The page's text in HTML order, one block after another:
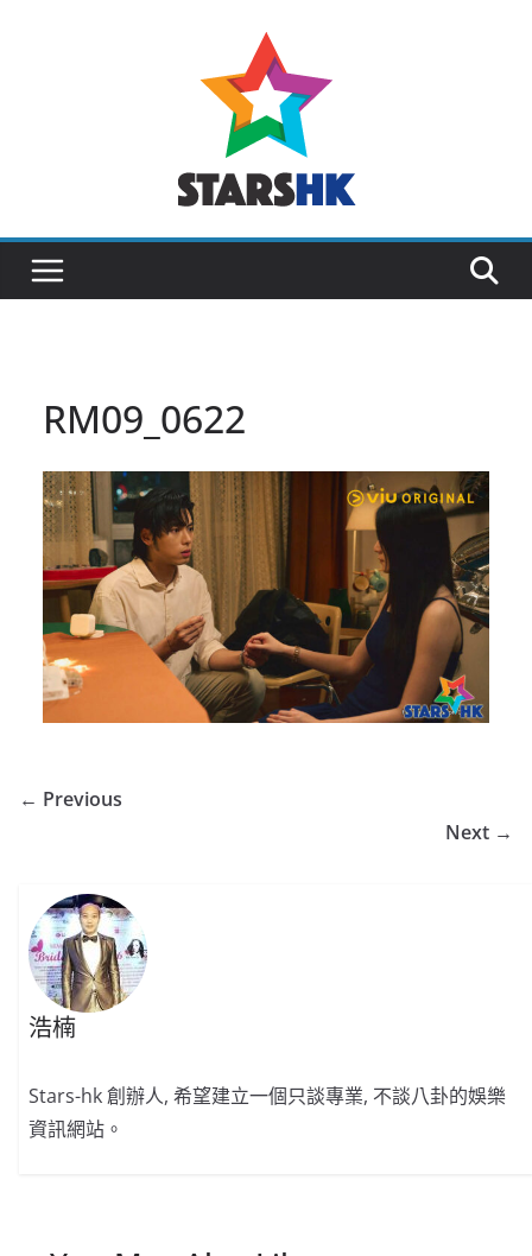
RM09_0622
← Previous
Next →
浩楠
Stars-hk 創辦人, 希望建立一個只談專業, 不談八卦的娛樂
資訊網站。